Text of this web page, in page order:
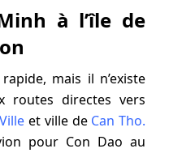
à l’île de
mais il n’existe
routes directes vers
et ville de Can Tho.
pour Con Dao au